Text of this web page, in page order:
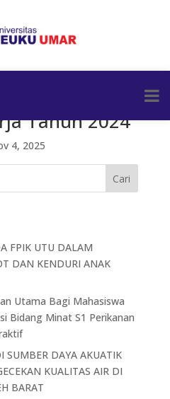
Tahun 2024
4, 2025
Cari
FPIK UTU DALAM
DAN KENDURI ANAK
Utama Bagi Mahasiswa
Bidang Minat S1 Perikanan
SUMBER DAYA AKUATIK
KUALITAS AIR DI
BARAT